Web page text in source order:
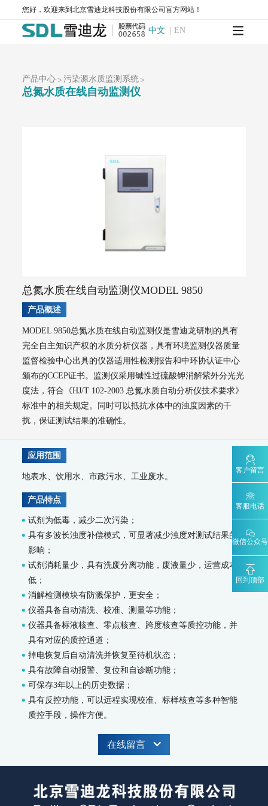
您好，欢迎来到北京雪迪龙科技股份有限公司官方网站！
中文 | EN
T1200-NOy-NOy分析仪
T1300-气体滤波相关红外吸收法一氧化碳分析仪
大气网格化监测系统
AQMS-900C-PM₁₀-户外型颗粒物PM₁₀自动监测系统
MODEL 2130-扬尘在线监测系统
AQMS-1100OU-恶臭自动监测系统
AQMS-900VI/VII-环境空气非甲烷总烃在线监测系统
AQMS-900VC-环境空气挥发性有机物在线监测系统
AQMS-900VF-环境空气甲醛在线监测系统
AQMS-900TOFMS-多通道飞行时间质谱在线监测系统
MCS-900A-大气复合污染走航监测车
WQMS-900AI-数智化水质在线监测系统
WQMS-900-固定式水质自动监测系统
WQMS-900E-简易式水质自动监测系统
WQMS-900S-小型式水质自动监测系统
MODEL 9811-高锰酸盐指数水质在线自动监测仪
MODEL 9870-水质自动采样器
MODEL 2000-五参数水质在线自动监测仪
MODEL 9001-叶绿素a水质在线自动监测仪
MODEL 9002-藻密度水质在线自动监测仪
污染源水质监测系统
WWMS-900-污染源水质在线监测系统
MODEL 9810-化学需氧量（CODcr）水质在线自动监测仪
MODEL 9820-氨氮水质在线自动监测仪
MODEL 9850-总氮水质在线自动监测仪
MODEL 2000-pH-水质在线自动监测仪
水质特征因子在线分析仪
MODEL 9880-水质生物综合毒性在线监测仪
WQMS-900HM-水中多参数重金属（XRF）在线监测系统
智慧监测监管平台
大气污染防治决策支持平台
水污染防治决策支持平台
城市环境应急指挥管理平台
智能环境综合监控平台
区县智慧环保平台
园区安全环保应急一体化监管平台
碳监测碳计量
SCS-900M-船舶碳排放在线计量监测系统
AQMS-1100GHG-微型温室气体监测仪
T1320-气体滤波相关红外吸收法二氧化碳分析仪
客户留言
客服电话
微信公众号
回到顶部
产品中心 > 污染源水质监测系统>
总氮水质在线自动监测仪
总氮水质在线自动监测仪MODEL 9850
产品概述
MODEL 9850总氮水质在线自动监测仪是雪迪龙研制的具有
完全自主知识产权的水质分析仪器，具有环境监测仪器质量
监督检验中心出具的仪器适用性检测报告和中环协认证中心
颁布的CCEP证书。监测仪采用碱性过硫酸钾消解紫外分光光
度法，符合《HJ/T 102-2003 总氮水质自动分析仪技术要求》
标准中的相关规定。同时可以抵抗水体中的浊度因素的干
扰，保证测试结果的准确性。
应用范围
地表水、饮用水、市政污水、工业废水。
产品特点
试剂为低毒，减少二次污染；
具有多波长浊度补偿模式，可显著减少浊度对测试结果的
影响；
试剂消耗量少，具有洗废分离功能，废液量少，运营成本
低；
消解检测模块有防溅保护，更安全；
仪器具备自动清洗、校准、测量等功能；
仪器具备标液核查、零点核查、跨度核查等质控功能，并
具有对应的质控通道；
掉电恢复后自动清洗并恢复至待机状态；
具有故障自动报警、复位和自诊断功能；
可保存3年以上的历史数据；
具有反控功能，可以远程实现校准、标样核查等多种智能
质控手段，操作方便。
在线留言